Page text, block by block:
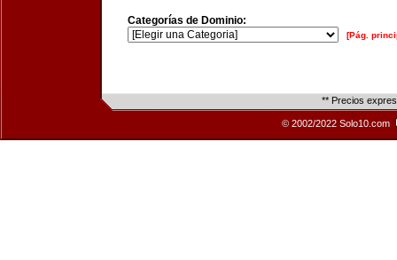
Categorías de Dominio:
[Pág.
** Precios
© 2002/2022 Solo10.com